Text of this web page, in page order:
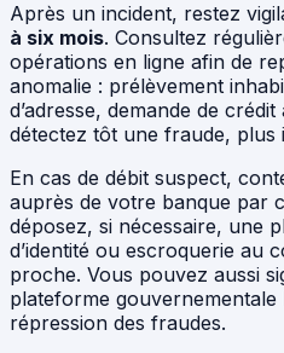
Après un incident, restez
à six mois. Consultez
opérations en ligne afin de
anomalie : prélèvement
d’adresse, demande de
détectez tôt une fraude, plus
En cas de débit suspect,
auprès de votre banque par
déposez, si nécessaire, une
d’identité ou escroquerie au
proche. Vous pouvez aussi
plateforme
répression des fraudes.